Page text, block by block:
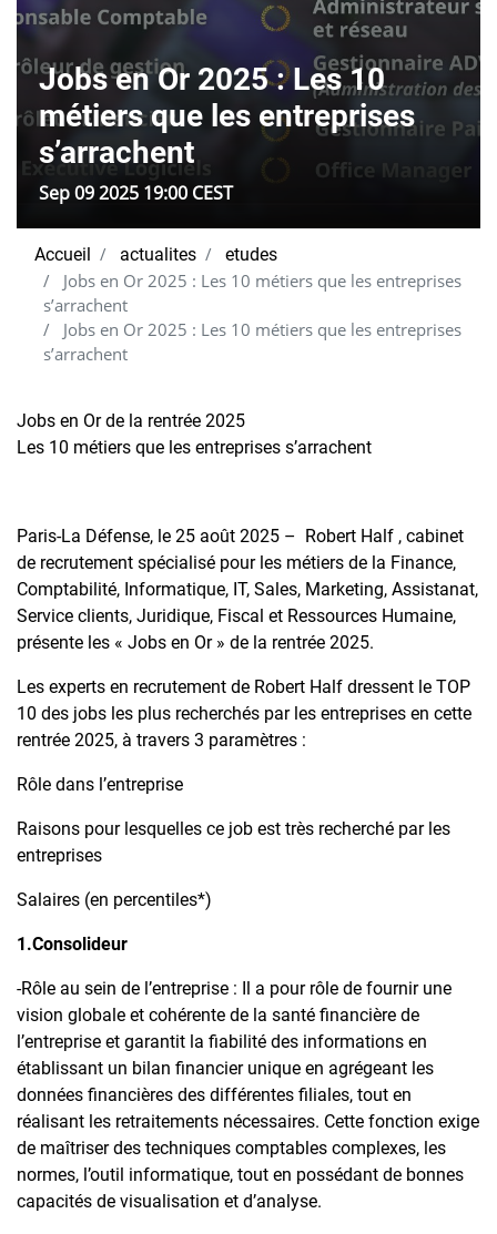
Jobs en Or 2025 : Les 10
métiers que les entreprises
s’arrachent
Sep 09 2025 19:00 CEST
Accueil actualites etudes
Jobs en Or 2025 : Les 10 métiers que les entreprises
s’arrachent
Jobs en Or 2025 : Les 10 métiers que les entreprises
s’arrachent
Jobs en Or de la rentrée 2025
‎Les 10 métiers que les entreprises s’arrachent
Paris-La Défense, le 25 août 2025 – Robert Half , cabinet
de recrutement spécialisé pour les métiers de la Finance,
Comptabilité, Informatique, IT, Sales, Marketing, Assistanat,
Service clients, Juridique, Fiscal et Ressources Humaine,
présente les « Jobs en Or » de la rentrée 2025.
Les experts en recrutement de Robert Half dressent le TOP
10 des jobs les plus recherchés par les entreprises en cette
rentrée 2025, à travers 3 paramètres :
Rôle dans l’entreprise
Raisons pour lesquelles ce job est très recherché par les
entreprises
Salaires (en percentiles*)
1.Consolideur
-Rôle au sein de l’entreprise : Il a pour rôle de fournir une
vision globale et cohérente de la santé financière de
l’entreprise et garantit la fiabilité des informations en
établissant un bilan financier unique en agrégeant les
données financières des différentes filiales, tout en
réalisant les retraitements nécessaires. Cette fonction exige
de maîtriser des techniques comptables complexes, les
normes, l’outil informatique, tout en possédant de bonnes
capacités de visualisation et d’analyse.